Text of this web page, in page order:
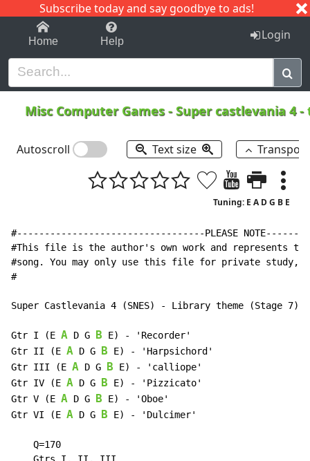
Subscribe today and say goodbye to ads!
1-9 C I J
Home Help Login
Misc Computer Games-Super castlevania 4
Autoscroll Text size
Tuning: E A D G B E
#----------------------------------PLEASE
#This file is the author's own work and represents
#song. You may only use this file for private study,
#
Super Castlevania 4 (SNES) - Library theme (Stage 7)
Gtr I (E A D G B E) -
'Recorder'
Gtr II (E A D G B E) -
'Harpsichord'
Gtr III (E A D G B E) -
'calliope'
Gtr IV (E A D G B E) -
'Pizzicato'
Gtr V (E A D G B E) -
'Oboe'
Gtr VI (E A D G B E) - 'Dulcimer'
    Q=170